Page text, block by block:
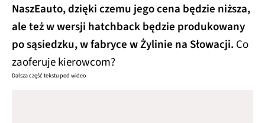
NaszEauto, dzięki czemu jego cena będzie niższa,
ale też w wersji hatchback będzie produkowany
po sąsiedzku, w fabryce w Żylinie na Słowacji. Co
zaoferuje kierowcom?
Dalsza część tekstu pod wideo